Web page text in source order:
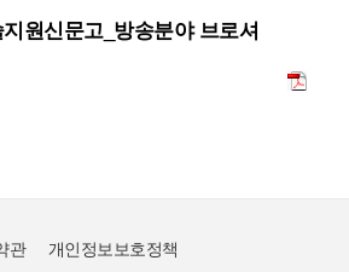
원신문고_방송분야 브로셔
관 개인정보보호정책